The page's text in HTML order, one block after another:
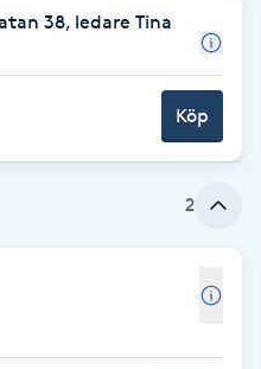
38, ledare Tina
Köp
2